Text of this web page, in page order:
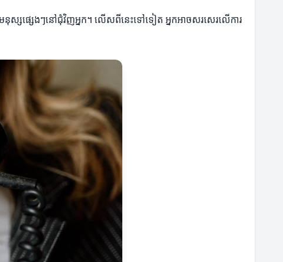
នុស្សផ្សេងៗនៅជុំវិញអ្នក។ លើសពីនេះទៅទៀត អ្នកអាចសរសេរលើការ